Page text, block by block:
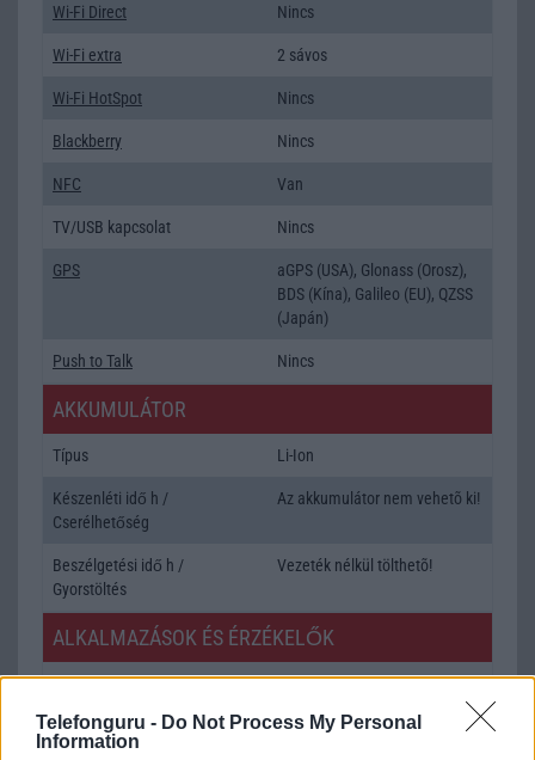
Telefonguru - Do Not Process My Personal
Information
Wi-Fi Direct Nincs
Wi-Fi extra 2 sávos
Wi-Fi HotSpot Nincs
Blackberry Nincs
NFC Van
TV/USB kapcsolat Nincs
GPS
aGPS (USA), Glonass (Orosz),
BDS (Kína), Galileo (EU), QZSS
(Japán)
Push to Talk Nincs
AKKUMULÁTOR
Típus Li-Ion
Készenléti idő h /
Cserélhetőség
Az akkumulátor nem vehetõ ki!
Beszélgetési idő h /
Gyorstöltés
Vezeték nélkül tölthetõ!
ALKALMAZÁSOK ÉS ÉRZÉKELŐK
Java Nincs
Flash/Ujjlenyomat olvasó Nincs